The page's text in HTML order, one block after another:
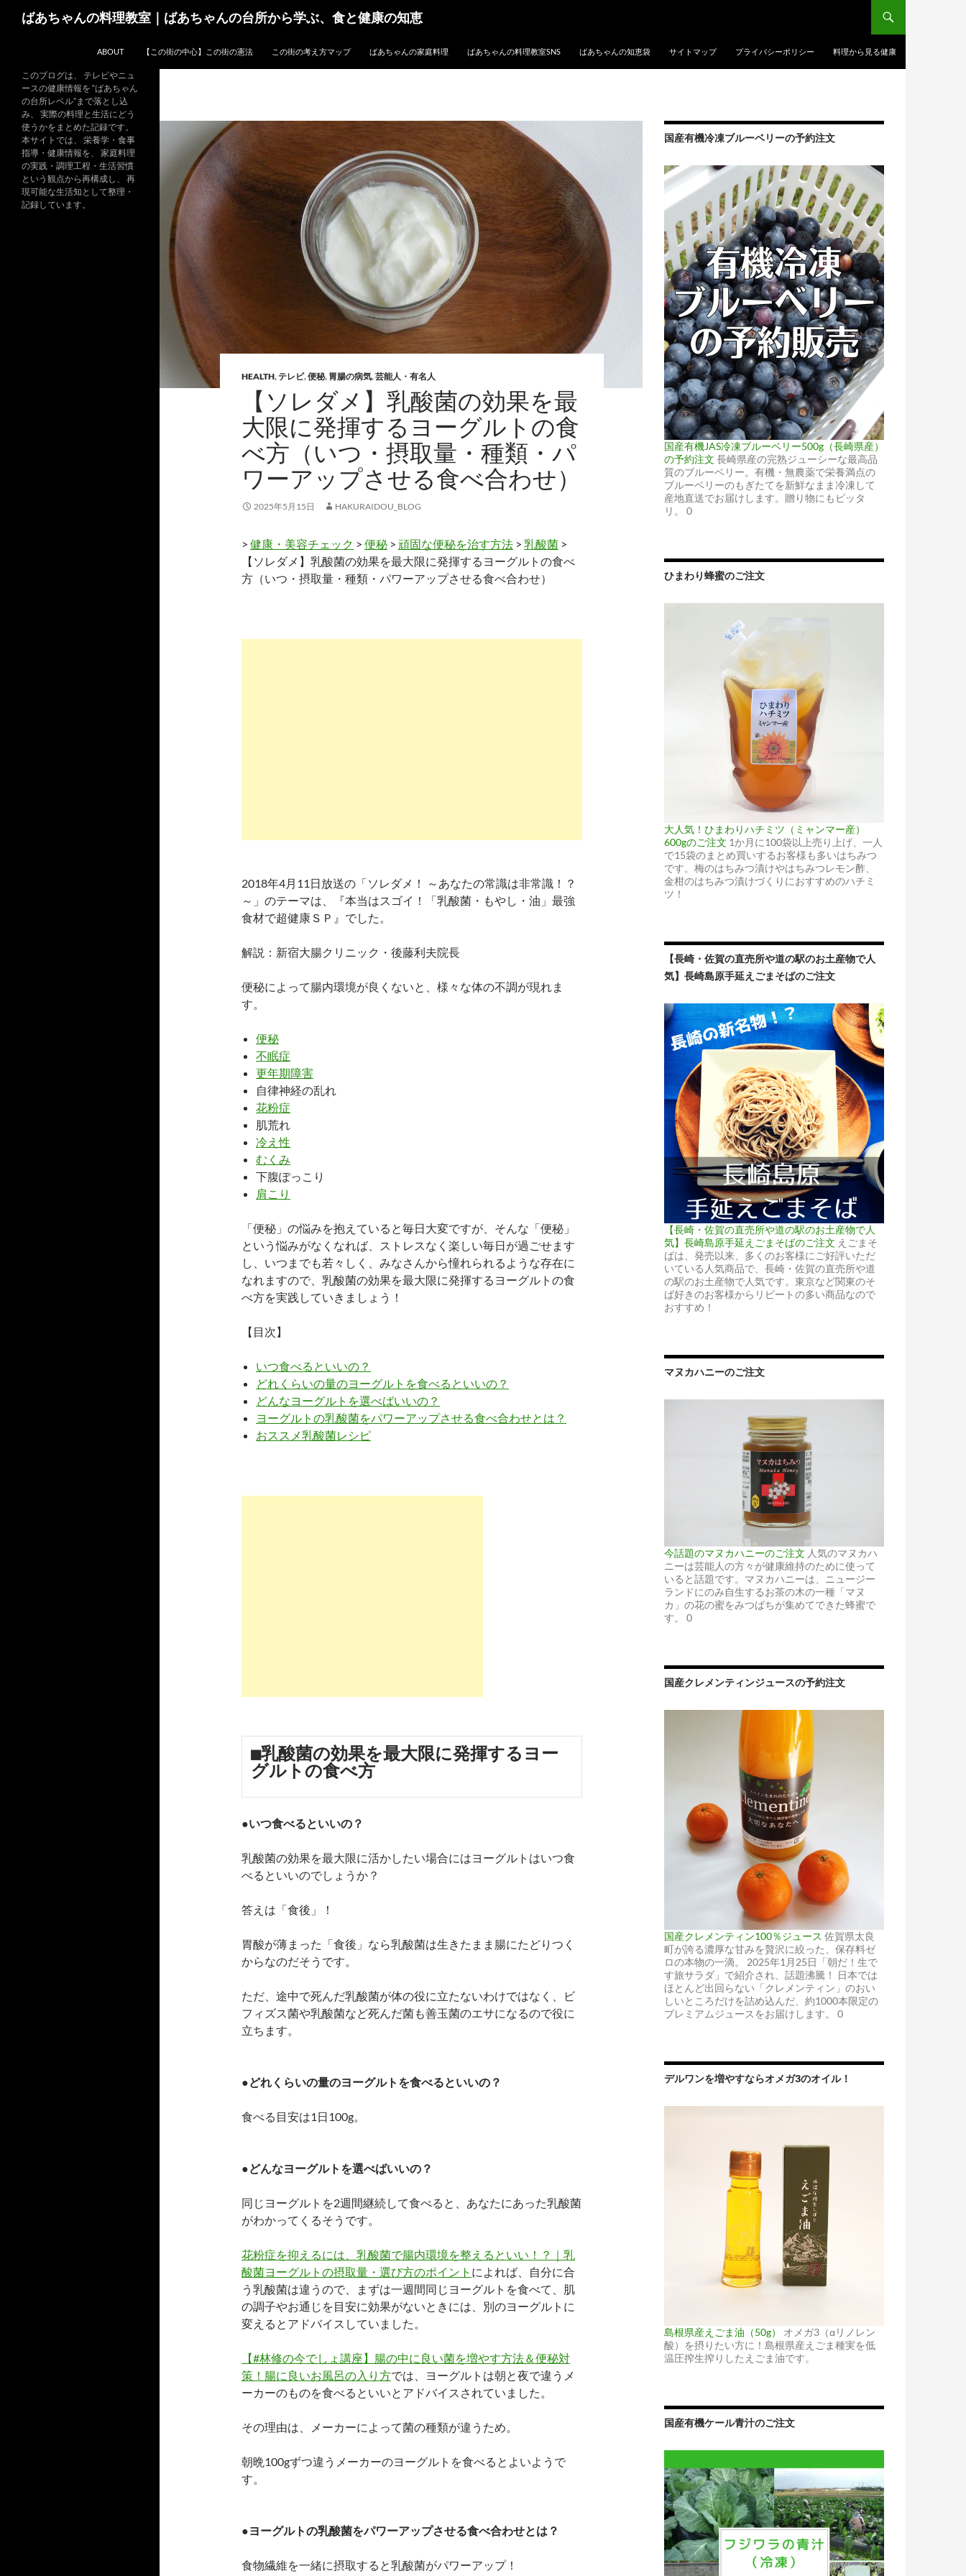
ばあちゃんの料理教室｜ばあちゃんの台所から学ぶ、食と健康の知恵
ABOUT 【この街の中心】この街の憲法 この街の考え方マップ ばあちゃんの家庭料理 ばあちゃんの料理教室SNS ばあちゃんの知恵袋 サイトマップ プライバシーポリシー 料理から見る健康
HEALTH,テレビ,便秘, 胃腸の病気,芸能人・有名人
【ソレダメ】乳酸菌の効果を最
大限に発揮するヨーグルトの食
べ方（いつ・摂取量・種類・パ
ワーアップさせる食べ合わせ）
2025年5月15日 HAKURAIDOU_BLOG
> 健康・美容チェック > 便秘 > 頑固な便秘を治す方法 > 乳酸菌 >
【ソレダメ】乳酸菌の効果を最大限に発揮するヨーグルトの食べ
方（いつ・摂取量・種類・パワーアップさせる食べ合わせ）
2018年4月11日放送の「ソレダメ！ ～あなたの常識は非常識！？
～」のテーマは、『本当はスゴイ！「乳酸菌・もやし・油」最強
食材で超健康ＳＰ』でした。
解説：新宿大腸クリニック・後藤利夫院長
便秘によって腸内環境が良くないと、様々な体の不調が現れま
す。
便秘
不眠症
更年期障害
自律神経の乱れ
花粉症
肌荒れ
冷え性
むくみ
下腹ぽっこり
肩こり
「便秘」の悩みを抱えていると毎日大変ですが、そんな「便秘」
という悩みがなくなれば、ストレスなく楽しい毎日が過ごせます
し、いつまでも若々しく、みなさんから憧れられるような存在に
なれますので、乳酸菌の効果を最大限に発揮するヨーグルトの食
べ方を実践していきましょう！
【目次】
いつ食べるといいの？
どれくらいの量のヨーグルトを食べるといいの？
どんなヨーグルトを選べばいいの？
ヨーグルトの乳酸菌をパワーアップさせる食べ合わせとは？
おススメ乳酸菌レシピ
■乳酸菌の効果を最大限に発揮するヨー
グルトの食べ方
●いつ食べるといいの？
乳酸菌の効果を最大限に活かしたい場合にはヨーグルトはいつ食
べるといいのでしょうか？
答えは「食後」！
胃酸が薄まった「食後」なら乳酸菌は生きたまま腸にたどりつく
からなのだそうです。
ただ、途中で死んだ乳酸菌が体の役に立たないわけではなく、ビ
フィズス菌や乳酸菌など死んだ菌も善玉菌のエサになるので役に
立ちます。
●どれくらいの量のヨーグルトを食べるといいの？
食べる目安は1日100g。
●どんなヨーグルトを選べばいいの？
同じヨーグルトを2週間継続して食べると、あなたにあった乳酸菌
がわかってくるそうです。
花粉症を抑えるには、乳酸菌で腸内環境を整えるといい！？｜乳
酸菌ヨーグルトの摂取量・選び方のポイント によれば、自分に合
う乳酸菌は違うので、まずは一週間同じヨーグルトを食べて、肌
の調子やお通じを目安に効果がないときには、別のヨーグルトに
変えるとアドバイスしていました。
【#林修の今でしょ講座】腸の中に良い菌を増やす方法＆便秘対
策！腸に良いお風呂の入り方では、ヨーグルトは朝と夜で違うメ
ーカーのものを食べるといいとアドバイスされていました。
その理由は、メーカーによって菌の種類が違うため。
朝晩100gずつ違うメーカーのヨーグルトを食べるとよいようで
す。
●ヨーグルトの乳酸菌をパワーアップさせる食べ合わせとは？
食物繊維を一緒に摂取すると乳酸菌がパワーアップ！
国産有機冷凍ブルーベリーの予約注文
国産有機JAS冷凍ブルーベリー500g（長崎県産）
の予約注文 長崎県産の完熟ジューシーな最高品
質のブルーベリー。有機・無農薬で栄養満点の
ブルーベリーのもぎたてを新鮮なまま冷凍して
産地直送でお届けします。贈り物にもピッタ
リ。 0
ひまわり蜂蜜のご注文
大人気！ひまわりハチミツ（ミャンマー産）
600gのご注文 1か月に100袋以上売り上げ、一人
で15袋のまとめ買いするお客様も多いはちみつ
です。梅のはちみつ漬けやはちみつレモン酢、
金柑のはちみつ漬けづくりにおすすめのハチミ
ツ！
【長崎・佐賀の直売所や道の駅のお土産物で人
気】長崎島原手延えごまそばのご注文
【長崎・佐賀の直売所や道の駅のお土産物で人
気】長崎島原手延えごまそばのご注文 えごまそ
ばは、発売以来、多くのお客様にご好評いただ
いている人気商品で、長崎・佐賀の直売所や道
の駅のお土産物で人気です。東京など関東のそ
ば好きのお客様からリピートの多い商品なので
おすすめ！
マヌカハニーのご注文
今話題のマヌカハニーのご注文 人気のマヌカハ
ニーは芸能人の方々が健康維持のために使って
いると話題です。マヌカハニーは、ニュージー
ランドにのみ自生するお茶の木の一種「マヌ
カ」の花の蜜をみつばちが集めてできた蜂蜜で
す。 0
国産クレメンティンジュースの予約注文
国産クレメンティン100％ジュース 佐賀県太良
町が誇る濃厚な甘みを贅沢に絞った、保存料ゼ
ロの本物の一滴。 2025年1月25日「朝だ！生で
す旅サラダ」で紹介され、話題沸騰！ 日本では
ほとんど出回らない「クレメンティン」のおい
しいところだけを詰め込んだ、約1000本限定の
プレミアムジュースをお届けします。 0
デルワンを増やすならオメガ3のオイル！
島根県産えごま油（50g）
オメガ3（αリノレン
酸）を摂りたい方に！島根県産えごま種実を低
温圧搾生搾りしたえごま油です。
国産有機ケール青汁のご注文
このブログは、 テレビやニュ
ースの健康情報を “ばあちゃん
の台所レベル”まで落とし込
み、 実際の料理と生活にどう
使うかをまとめた記録です。
本サイトでは、 栄養学・食事
指導・健康情報を、 家庭料理
の実践・調理工程・生活習慣
という観点から再構成し、 再
現可能な生活知として整理・
記録しています。